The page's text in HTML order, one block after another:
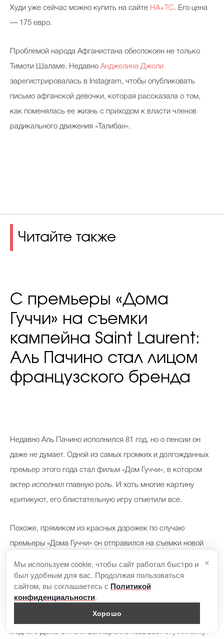
Худи уже сейчас можно купить на сайте HA+TC. Его цена
— 175 евро.
Проблемой народа Афганистана обеспокоен не только
Тимоти Шаламе. Недавно Анджелина Джоли
зарегистрировалась в Instagram, чтобы опубликовать
письмо афганской девочки, которая рассказала о том,
как поменялась ее жизнь с приходом к власти членов
радикального движения «Талибан».
Читайте также
С премьеры «Дома
Гуччи» на съемки
кампейна Saint Laurent:
Аль Пачино стал лицом
французского бренда
Недавно Аль Пачино исполнился 81 год, но о пенсии он
даже не думает. Одной из самых громких и долгожданных
премьер этого года стал фильм «Дом Гуччи», в котором
актер исполнил главную роль. И хоть многие картину
критикуют, его блистательную игру отметили все.
Похоже, прямиком из красных дорожек по случаю
премьеры «Дома Гуччи» он отправился на съемки новой
(как все вы могли подумать), а Saint Laurent.
Аль Пачино стал лицом кампейна мужской коллекции
марки сезона весна-лето 2022. Креативный директор
модного Дома Энтони Ваккарелло называет эту линейку
Мы используем cookie, чтобы сайт работал быстро и
был удобным для вас. Продолжая пользоваться
сайтом, вы соглашаетесь с Политикой
конфиденциальности.
Хорошо
×